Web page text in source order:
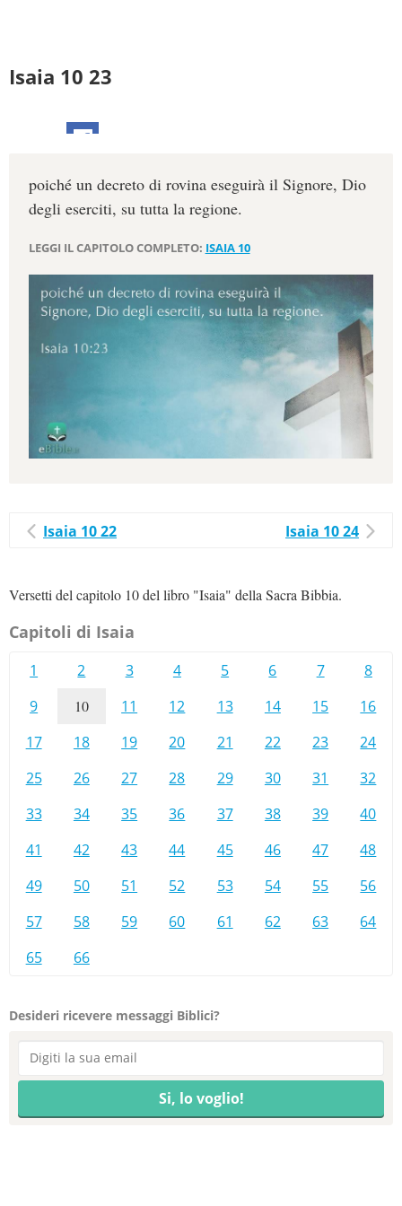
Isaia 10 23
poiché un decreto di rovina eseguirà il Signore, Dio
degli eserciti, su tutta la regione.
LEGGI IL CAPITOLO COMPLETO: ISAIA 10
Isaia 10 22 Isaia 10 24
Versetti del capitolo 10 del libro "Isaia" della Sacra Bibbia.
Capitoli di Isaia
1 2 3 4 5 6 7
8
9
10 11 12 13 14 15
16
17
18 19 20 21 22 23
24
25
26 27 28 29 30 31
32
33
34 35 36 37 38 39
40
41
42 43 44 45 46 47
48
49
50 51 52 53 54 55
56
57
58 59 60 61 62 63
64
65
66
Desideri ricevere messaggi Biblici?